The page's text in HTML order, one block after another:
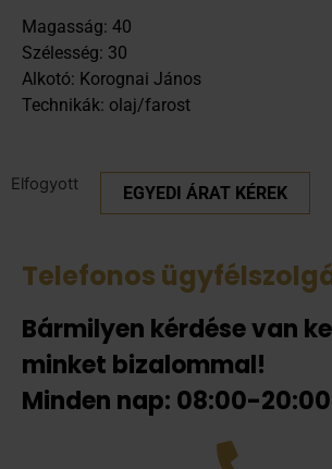
Magasság: 40
Szélesség: 30
Alkotó: Korognai János
Technikák: olaj/farost
Elfogyott EGYEDI ÁRAT KÉREK
Telefonos
Bármilyen kérdése van
minket bizalommal!
Minden nap: 08:00-